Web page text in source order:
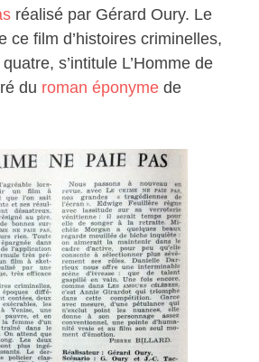
réalisé par Gérard Oury. Le
ce film d’histoires criminelles,
s’intitule L’Homme de
du roman éponyme de